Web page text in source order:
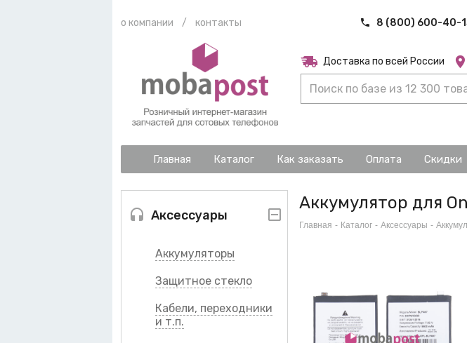
о компании / контакты 8 (800) 600-40-
Доставка по всей России
Главная Каталог Как заказать Оплата Скидки
Аксессуары
Аккумуляторы
Защитное стекло
Кабели, переходники
и т.п.
Аккумулятор для
Главная - Каталог - Аксессуары -